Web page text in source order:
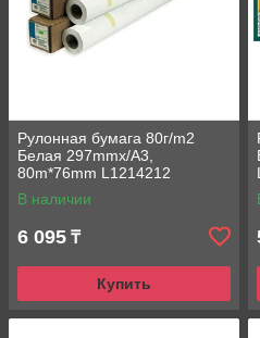
Рулонная бумага 80г/m2
Белая 297mmx/A3,
80m*76mm L1214212
Lomond Premium
универсальная печать
В наличии
6 095 ₸
Купить